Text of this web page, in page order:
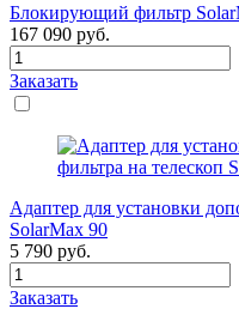
Блокирующий фильтр
167 090 руб.
Заказать
Адаптер для установки
SolarMax 90
5 790 руб.
Заказать